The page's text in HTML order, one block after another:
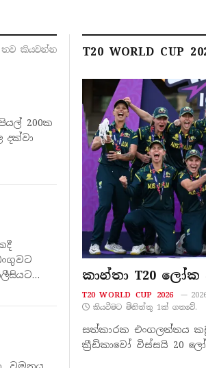
තව කියවන්​න
200ක
දක්වා
T20 WORLD CUP
කාන්තා T20 ලෝක
T20 WORLD CUP 2026
කියවීමට මිනිත්තු 1ක් ගතවේ.
සත්කාරක එංගලන්තය
ක්‍රීඩිකාවෝ විස්සයි 20